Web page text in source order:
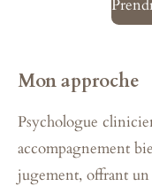
Mon approche
Psychologue
accompagnement
jugement, offrant un